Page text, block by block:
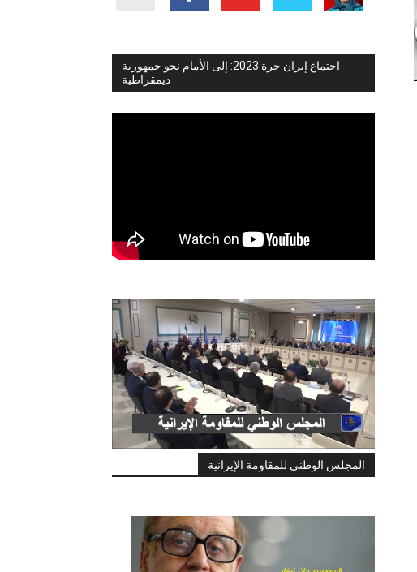
اجتماع إيران حرة 2023: إلى الأمام نحو جمهورية
ديمقراطية
المجلس الوطني للمقاومة الإيرانية